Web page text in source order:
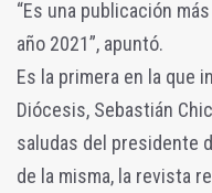
“Es una publicación
año 2021”, apuntó.
Es la primera en la que
Diócesis, Sebastián
saludas del presidente
de la misma, la revista